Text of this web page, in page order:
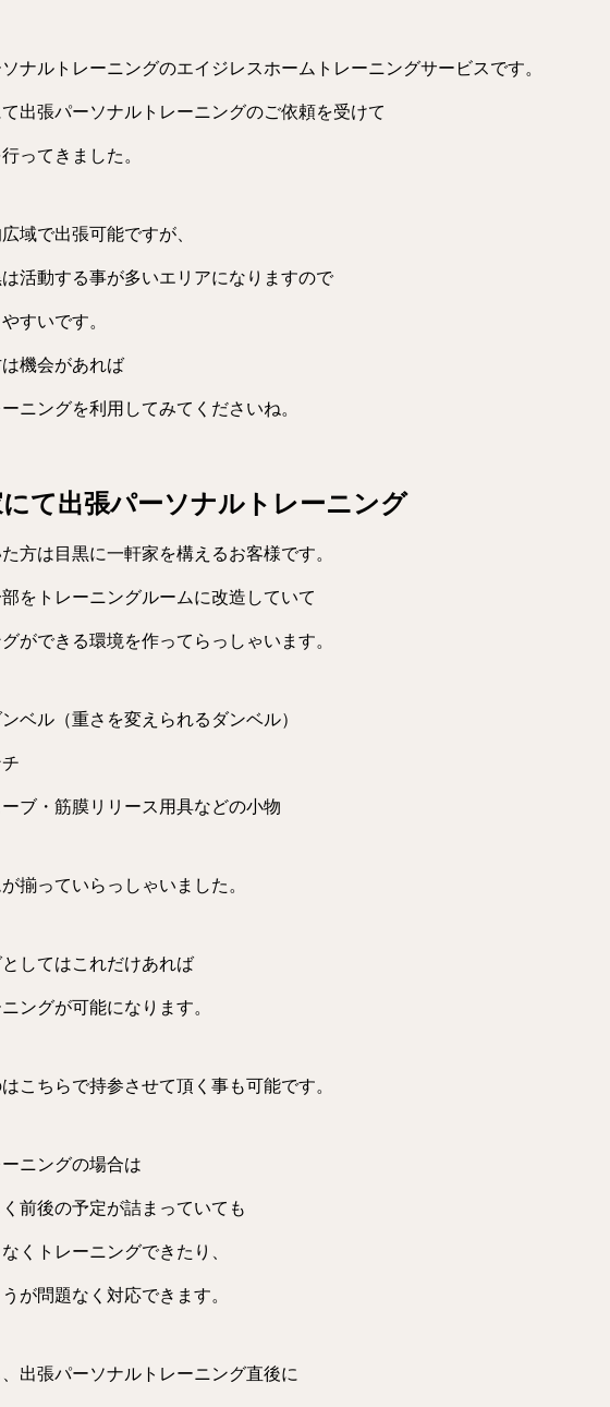
ナルトレーニングのエイジレスホームトレーニングサービスです。
出張パーソナルトレーニングのご依頼を受けて
ってきました。
域で出張可能ですが、
活動する事が多いエリアになりますので
すいです。
機会があれば
ニングを利用してみてくださいね。
にて出張パーソナルトレーニング
方は目黒に一軒家を構えるお客様です。
をトレーニングルームに改造していて
ができる環境を作ってらっしゃいます。
ベル（重さを変えられるダンベル）
ーブ・筋膜リリース用具などの小物
揃っていらっしゃいました。
してはこれだけあれば
ングが可能になります。
こちらで持参させて頂く事も可能です。
ニングの場合は
前後の予定が詰まっていても
くトレーニングできたり、
が問題なく対応できます。
出張パーソナルトレーニング直後に